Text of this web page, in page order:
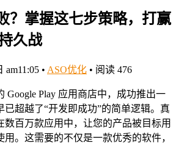
？掌握这七步策略，打赢
久战
am11:05 • ASO优化 • 阅读 476
Google Play 应用商店中，成功推出一
已超越了“开发即成功”的简单逻辑。真
数百万款应用中，让您的产品被目标用
。这需要的不仅是一款优秀的软件，